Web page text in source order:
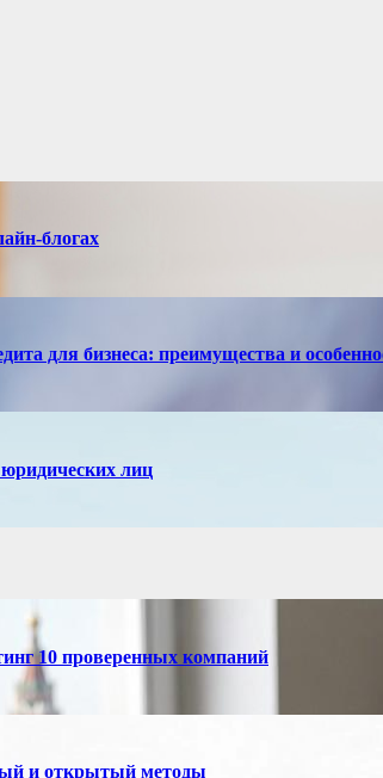
блогах
для бизнеса: преимущества и
лиц
10 проверенных компаний
и открытый методы